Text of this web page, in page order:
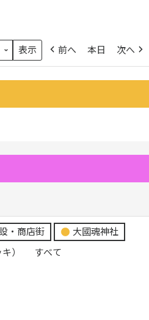
前へ 本日 次へ
・商店街
大國魂神社
）
すべて